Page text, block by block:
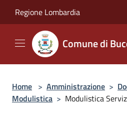
Regione Lombardia
Comune di
Home > Amministrazione >
Modulistica > Modulistica